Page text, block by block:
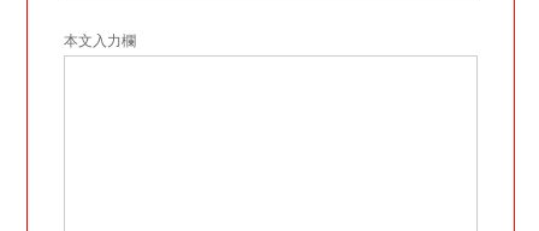
本文入力欄